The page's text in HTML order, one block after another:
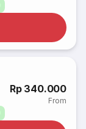
Rp 340.000
From